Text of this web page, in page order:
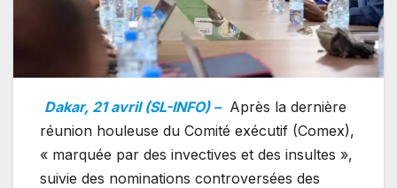
Dakar, 21 avril (SL-INFO) – Après la dernière
réunion houleuse du Comité exécutif (Comex),
« marquée par des invectives et des insultes »,
suivie des nominations controversées des